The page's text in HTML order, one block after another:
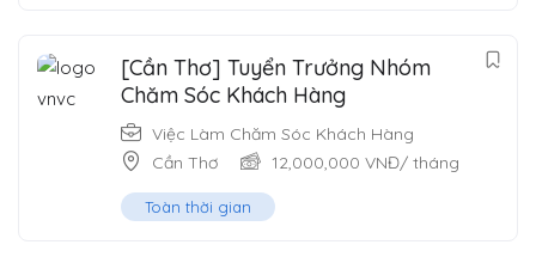
[Cần Thơ] Tuyển Trưởng Nhóm
Chăm Sóc Khách Hàng
Việc Làm Chăm Sóc Khách Hàng
Cần Thơ
12,000,000 VNĐ/ tháng
Toàn thời gian